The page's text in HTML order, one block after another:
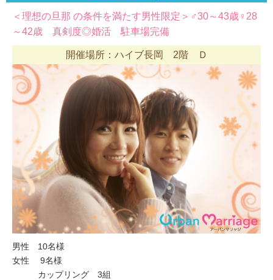
＜理想の旦那 の条件を満たす男性限定＞♂30～43歳♀28
～42歳 真剣度◎婚活 駐車場完備
開催場所：ハイブ長岡 2階 Ｄ
男性 10名様
女性 9名様
カップリング 3組